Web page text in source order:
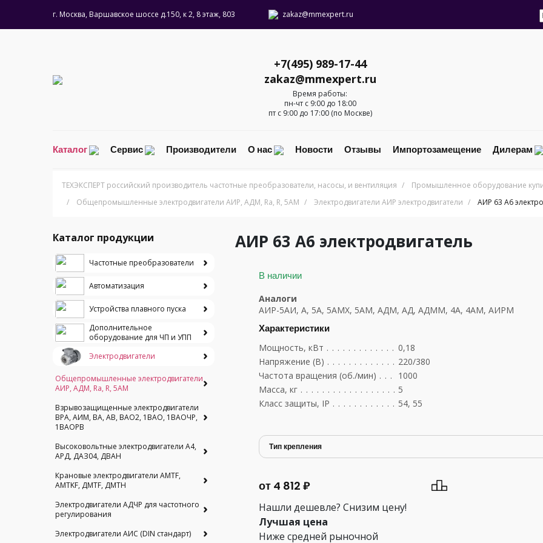
г. Москва, Варшавское шоссе д.150, к 2, 8 этаж, 803 zakaz@mmexpert.ru
+7(495) 989-17-44
zakaz@mmexpert.ru
Время работы:
пн-чт с 9:00 до 18:00
пт с 9:00 до 17:00 (по Москве)
Каталог Сервис Производители О нас Новости Отзывы Импортозамещение Дилерам
ТЕХЭКСПЕРТ российский производитель частотные преобразователи, насосы, и вентиляция / Промышленное оборудование
/
Общепромышленные электродвигатели АИР, АДМ, Ra, R, 5AM / Электродвигатели АИР электродвигатели / АИР 63 А6
Каталог продукции
Частотные преобразователи
Автоматизация
Устройства плавного пуска
Дополнительное
оборудование для ЧП и УПП
Электродвигатели
Общепромышленные электродвигатели
АИР, АДМ, Ra, R, 5AM
Взрывозащищенные электродвигатели
ВРА, АИМ, ВА, АВ, ВАO2, 1ВАО, 1ВАОЧР,
1ВАОРВ
Высоковольтные электродвигатели A4,
АРД, ДАЗ04, ДВАН
Крановые электродвигатели AMTF,
AMTKF, ДMTF, ДМТН
Электродвигатели АДЧР для частотного
регулирования
Электродвигатели АИС (DIN стандарт)
АИР 63 А6 электродвигатель
В наличии
Аналоги
АИР-5АИ, А, 5А, 5АМХ, 5АМ, АДМ, АД, АДММ, 4А, 4АМ, АИРМ
Характеристики
Мощность, кВт
0,18
Напряжение (В)
220/380
Частота вращения (об./мин)
1000
Масса, кг
5
Класс защиты, IP
54, 55
Тип крепления
от 4 812 ₽
Нашли дешевле? Снизим цену!
Лучшая цена
Ниже средней рыночной